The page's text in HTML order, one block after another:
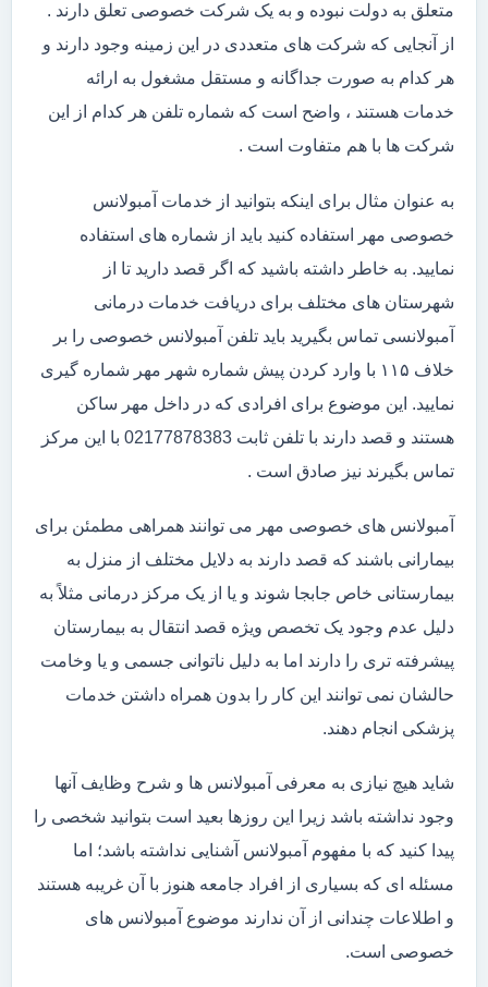
متعلق به دولت نبوده و به یک شرکت خصوصی تعلق دارند .
از آنجایی که شرکت های متعددی در این زمینه وجود دارند و
هر کدام به صورت جداگانه و مستقل مشغول به ارائه
خدمات هستند ، واضح است که شماره تلفن هر کدام از این
شرکت ها با هم متفاوت است .
به عنوان مثال برای اینکه بتوانید از خدمات آمبولانس
خصوصی مهر استفاده کنید باید از شماره های استفاده
نمایید. به خاطر داشته باشید که اگر قصد دارید تا از
شهرستان های مختلف برای دریافت خدمات درمانی
آمبولانسی تماس بگیرید باید تلفن آمبولانس خصوصی را بر
خلاف ۱۱۵ با وارد کردن پیش شماره شهر مهر شماره گیری
نمایید. این موضوع برای افرادی که در داخل مهر ساکن
هستند و قصد دارند با تلفن ثابت 02177878383 با این مرکز
تماس بگیرند نیز صادق است .
آمبولانس های خصوصی مهر می توانند همراهی مطمئن برای
بیمارانی باشند که قصد دارند به دلایل مختلف از منزل به
بیمارستانی خاص جابجا شوند و یا از یک مرکز درمانی مثلاً به
دلیل عدم وجود یک تخصص ویژه قصد انتقال به بیمارستان
پیشرفته تری را دارند اما به دلیل ناتوانی جسمی و یا وخامت
حالشان نمی توانند این کار را بدون همراه داشتن خدمات
پزشکی انجام دهند.
شاید هیچ نیازی به معرفی آمبولانس ها و شرح وظایف آنها
وجود نداشته باشد زیرا این روزها بعید است بتوانید شخصی را
پیدا کنید که با مفهوم آمبولانس آشنایی نداشته باشد؛ اما
مسئله ای که بسیاری از افراد جامعه هنوز با آن غریبه هستند
و اطلاعات چندانی از آن ندارند موضوع آمبولانس های
خصوصی است.